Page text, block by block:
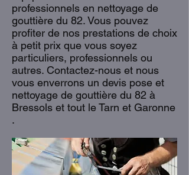
professionnels en nettoyage de
gouttière du 82. Vous pouvez
profiter de nos prestations de choix
à petit prix que vous soyez
particuliers, professionnels ou
autres. Contactez-nous et nous
vous enverrons un devis pose et
nettoyage de gouttière du 82 à
Bressols et tout le Tarn et Garonne
.